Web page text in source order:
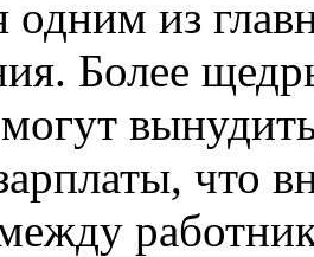
одним из
Более
что
между